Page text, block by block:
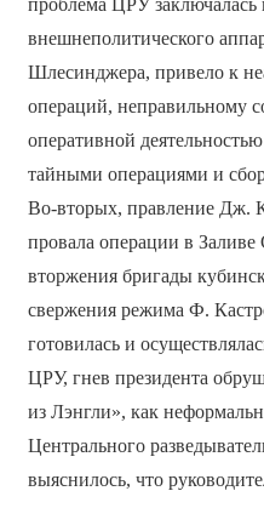
проблема ЦРУ заключалась
внешнеполитического
Шлесинджера, привело к
операций, неправильному
оперативной
тайными операциями и
Во-вторых, правление Дж.
провала операции в
вторжения бригады
свержения режима Ф.
готовилась и
ЦРУ, гнев президента
из Лэнгли», как
Центрального
выяснилось, что